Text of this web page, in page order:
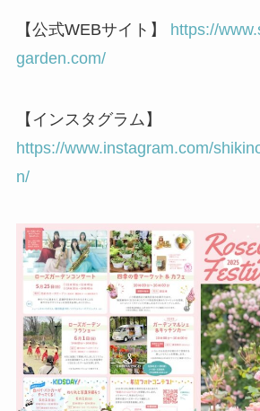
【公式WEBサイト】
https://
garden.com/
【インスタグラム】
https://www.instagram.com/
n/